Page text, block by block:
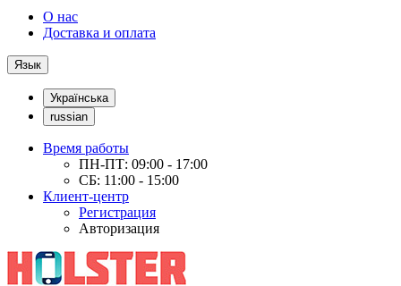
О нас
Доставка и оплата
Язык
Українська
russian
Время работы
ПН-ПТ: 09:00 - 17:00
СБ: 11:00 - 15:00
Клиент-центр
Регистрация
Авторизация